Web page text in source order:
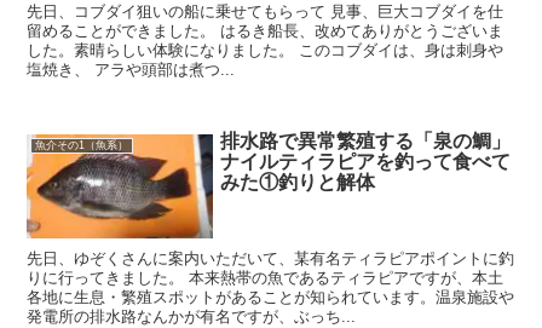
先日、コブダイ狙いの船に乗せてもらって 見事、巨大コブダイを仕
留めることができました。 はるき船長、改めてありがとうございま
した。素晴らしい体験になりました。 このコブダイは、身は刺身や
塩焼き、 アラや頭部は煮つ...
魚介その1（魚系）
排水路で異常繁殖する「泉の鯛」
ナイルティラピアを釣って食べて
みた①釣りと解体
先日、ゆぞくさんに案内いただいて、某有名ティラピアポイントに釣
りに行ってきました。 本来熱帯の魚であるティラピアですが、本土
各地に生息・繁殖スポットがあることが知られています。温泉施設や
発電所の排水路なんかが有名ですが、ぶっち...